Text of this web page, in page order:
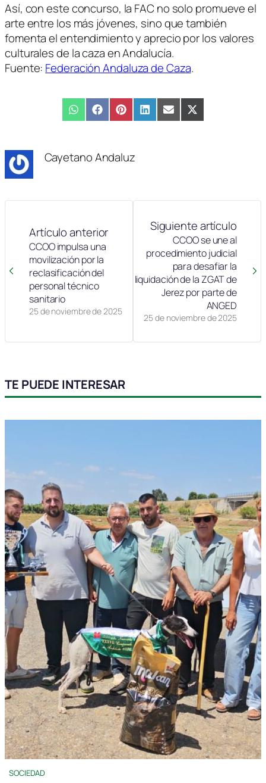
Así, con este concurso, la FAC no solo promueve el
arte entre los más jóvenes, sino que también
fomenta el entendimiento y aprecio por los valores
culturales de la caza en Andalucía.
Fuente: Federación Andaluza de Caza.
Compartir
en
WhatsAppCompartir
en
FacebookCompartir
en
PinterestCompartir
en
LinkedInCompartir
en
EmailCompartir
en
X
(Twitter)
Cayetano Andaluz
Artículo anterior
25 de noviembre de 2025
CCOO impulsa una
movilización por la
reclasificación del
personal técnico
sanitario
Siguiente artículo
25 de noviembre de 2025
CCOO se une al
procedimiento judicial
para desafiar la
liquidación de la ZGAT de
Jerez por parte de
ANGED
TE PUEDE INTERESAR
SOCIEDAD